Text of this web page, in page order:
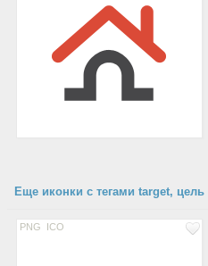
Еще иконки с тегами target, цель
PNG ICO